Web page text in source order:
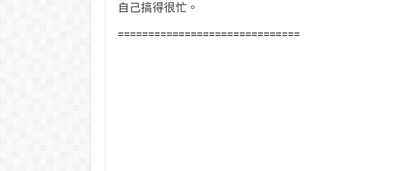
自己搞得很忙。
==============================